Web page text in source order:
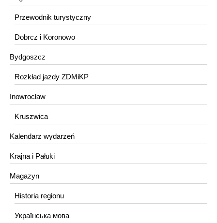
Przewodnik turystyczny
Dobrcz i Koronowo
Bydgoszcz
Rozkład jazdy ZDMiKP
Inowrocław
Kruszwica
Kalendarz wydarzeń
Krajna i Pałuki
Magazyn
Historia regionu
Українська мова